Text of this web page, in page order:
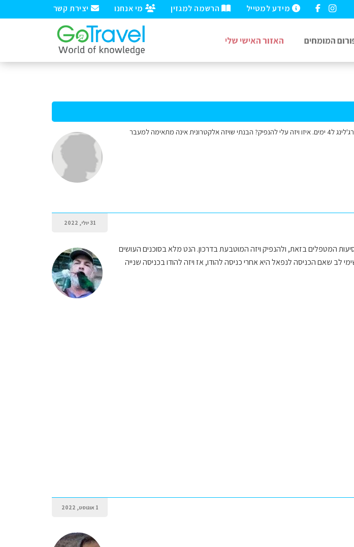
יצירת קשר מי אנחנו הרשמה למגזין מידע למטייל
המומחים האזור האישי שלי
שלום למומחי הודו ונפאל מתכננת לנחות בנפאל ולהגיע לדארג'לינג ל4 ימים. איזו ויזה עלי להנפיק? הבנתי שויזה אלקטרונית אינה מתאימה למעבר
31 יולי, 2022
המטפלים בזאת, ולהנפיק ויזה המוטבעת בדרכון. הנט מלא בסוכנים העושים
לב שאם הכניסה לנפאל היא אחרי כניסה להודו, אז ויזה להודו בכניסה שנייה
1 אוגוסט, 2022